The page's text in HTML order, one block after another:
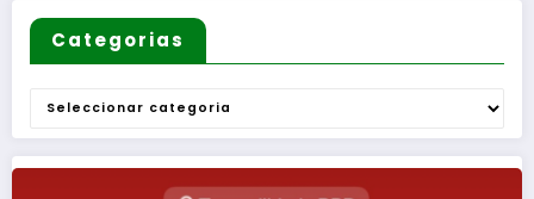
Categorias
Categorias